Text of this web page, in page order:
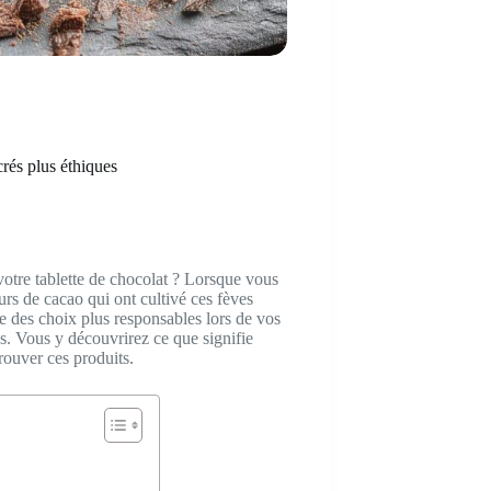
plus éthiques
tablette de chocolat ? Lorsque vous
de cacao qui ont cultivé ces fèves
des choix plus responsables lors de vos
Vous y découvrirez ce que signifie
ces produits.